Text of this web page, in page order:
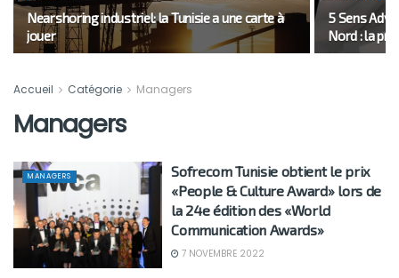
Nearshoring industriel: la Tunisie a une carte à
jouer
5 Sens
Nord : la
Accueil Catégorie Managers
Managers
MANAGERS
Sofrecom Tunisie obtient le prix
«People & Culture Award» lors de
la 24e édition des «World
Communication Awards»
7 NOVEMBRE 2022